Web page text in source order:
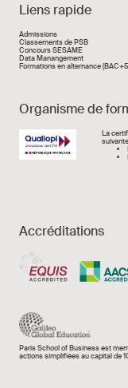
Liens rapide
Liens rapide
Admissions
Classements de PSB
Concours SESAME
Data Manangement
Formations en alternance
Organisme de
Image La
Accréditations
Paris School of Business est
actions simplifiées au capital de